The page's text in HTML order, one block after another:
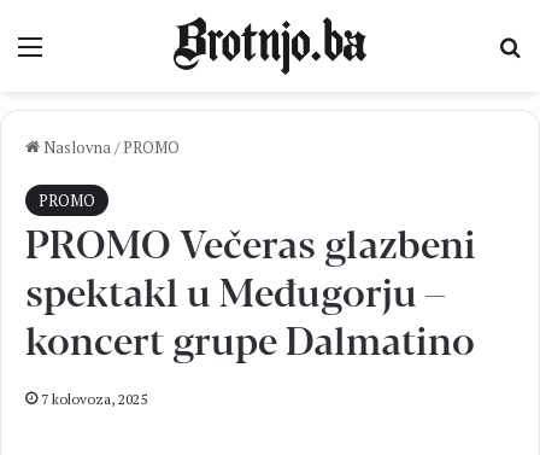
Izbornik
Naslovna/ PROMO
PROMO
PROMO Večeras glazbeni
spektakl u Međugorju –
koncert grupe Dalmatino
7 kolovoza, 2025